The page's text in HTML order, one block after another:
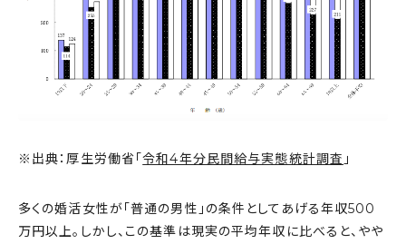
※出典：厚生労働省「令和4年分民間給与実態統計調査 」
多くの婚活女性が「普通の男性」の条件としてあげる年収500
万円以上。しかし、この基準は現実の平均年収に比べると、やや